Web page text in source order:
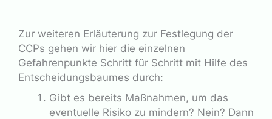
Zur weiteren Erläuterung zur Festlegung der
CCPs gehen wir hier die einzelnen
Gefahrenpunkte Schritt für Schritt mit Hilfe des
Entscheidungsbaumes durch:
Gibt es bereits Maßnahmen, um das
eventuelle Risiko zu mindern? Nein? Dann